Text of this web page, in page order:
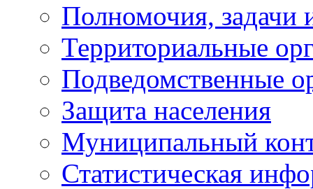
Полномочия, задачи
Территориальные
Подведомственные
Защита населения
Муниципальный
Статистическая